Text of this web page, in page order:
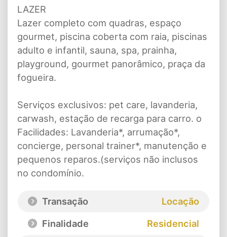
LAZER
Lazer completo com quadras, espaço
gourmet, piscina coberta com raia, piscinas
adulto e infantil, sauna, spa, prainha,
playground, gourmet panorâmico, praça da
fogueira.
Serviços exclusivos: pet care, lavanderia,
carwash, estação de recarga para carro. o
Facilidades: Lavanderia*, arrumação*,
concierge, personal trainer*, manutenção e
pequenos reparos.(serviços não inclusos
no condomínio.
Transação
Locação
Finalidade
Residencial